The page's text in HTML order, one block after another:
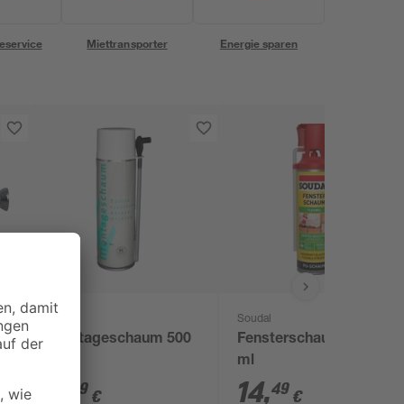
Miettransporter Energie sparen
Montageschaum 500
99 €
Soudal
Fensterschaum 500
ml
14,49 €